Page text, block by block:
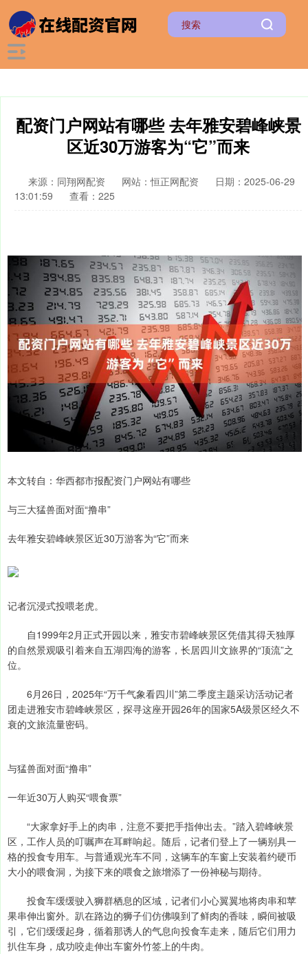
配资门户网站有哪些 去年雅安碧峰峡景
区近30万游客为“它”而来
来源：同翔网配资 网站：恒正网配资
日期：2025-06-29
13:01:59
查看：225
本文转自：华西都市报配资门户网站有哪些
与三大猛兽面对面“撸串”
去年雅安碧峰峡景区近30万游客为“它”而来
记者沉浸式投喂老虎。
自1999年2月正式开园以来，雅安市碧峰峡景区凭借其得天独厚
的自然景观吸引着来自五湖四海的游客，长居四川文旅界的“顶流”之
位。
6月26日，2025年“万千气象看四川”第二季度主题采访活动记者
团走进雅安市碧峰峡景区，探寻这座开园26年的国家5A级景区经久不
衰的文旅流量密码。
与猛兽面对面“撸串”
一年近30万人购买“喂食票”
“大家拿好手上的肉串，注意不要把手指伸出去。”踏入碧峰峡景
区，工作人员的叮嘱声在耳畔响起。随后，记者们登上了一辆别具一
格的投食专用车。与普通观光车不同，这辆车的车窗上安装着约硬币
大小的喂食洞，为接下来的喂食之旅增添了一份神秘与期待。
投食车缓缓驶入狮群栖息的区域，记者们小心翼翼地将肉串和苹
果串伸出窗外。趴在路边的狮子们仿佛嗅到了鲜肉的香味，瞬间被吸
引，它们缓缓起身，循着那诱人的气息向投食车走来，随后它们用力
扒住车身，成功咬走伸出车窗外竹签上的牛肉。